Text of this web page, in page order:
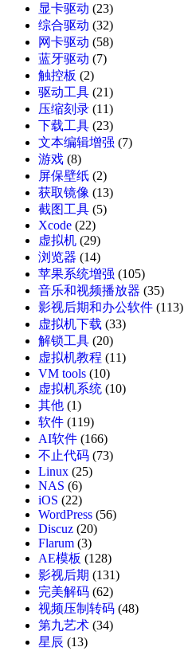
显卡驱动 (23)
综合驱动 (32)
网卡驱动 (58)
蓝牙驱动 (7)
触控板 (2)
驱动工具 (21)
压缩刻录 (11)
下载工具 (23)
文本编辑增强 (7)
游戏 (8)
屏保壁纸 (2)
获取镜像 (13)
截图工具 (5)
Xcode (22)
虚拟机 (29)
浏览器 (14)
苹果系统增强 (105)
音乐和视频播放器 (35)
影视后期和办公软件 (113)
虚拟机下载 (33)
解锁工具 (20)
虚拟机教程 (11)
VM tools (10)
虚拟机系统 (10)
其他 (1)
软件 (119)
AI软件 (166)
不止代码 (73)
Linux (25)
NAS (6)
iOS (22)
WordPress (56)
Discuz (20)
Flarum (3)
AE模板 (128)
影视后期 (131)
完美解码 (62)
视频压制转码 (48)
第九艺术 (34)
星辰 (13)